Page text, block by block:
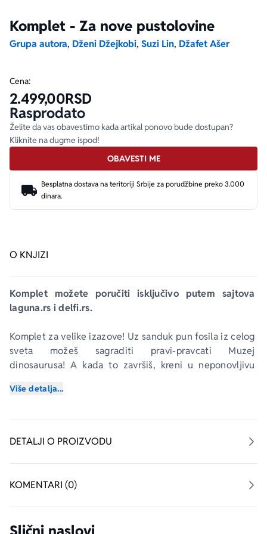
Komplet - Za nove pustolovine
Grupa autora, Dženi Džejkobi, Suzi Lin, Džafet Ašer
O KNJIZI
Komplet možete poručiti isključivo putem sajtova
laguna.rs i delfi.rs.
Komplet za velike izazove! Uz sanduk pun fosila iz celog
sveta možeš sagraditi pravi-pravcati Muzej
dinosaurusa! A kada to završiš, kreni u neponovljivu
Prvih godinu dana moje bebe.
Posebni trenuci, prva iskustva, jedinstvena i
neponovljiva...
Ova radosnica je posvećena najdražim uspomenama:
tolike stranice koje treba popunjavati iz dana u dan
Više detalja...
DETALJI O PROIZVODU
KOMENTARI (0)
Cena:
2.499,00RSD
Rasprodato
Želite da vas obavestimo kada artikal ponovo bude dostupan?
Kliknite na dugme ispod!
OBAVESTI ME
Besplatna dostava na teritoriji Srbije za porudžbine preko 3.000
dinara.
Ekranizovane knjige
E-knjige
Autori
Poezija
Biografija
Bojan Ljubenović
Milica Jakovljević Mir-Jam
Peter Handke
Elif Šafak